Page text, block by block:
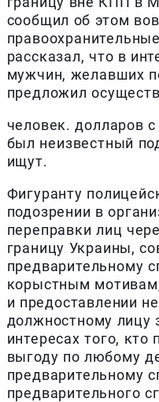
сообщил об этом
рассказал, что в
мужчин, желавших
предложил
человек. долларов
был неизвестный
ищут.
Фигуранту
подозрении в
переправки лиц
границу Украины,
предварительному
корыстным
и предоставлении
должностному лицу
интересах того, кто
выгоду по любому
предварительному
предварительного